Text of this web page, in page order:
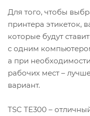
Для того, чтобы
принтера этикеток,
которые будут
с одним
а при
рабочих мест –
вариант.
TSC TE300 –